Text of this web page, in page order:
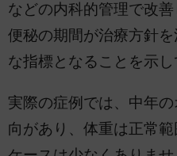
などの内科的管理で改善
便秘の期間が治療方針
な指標となることを示し
実際の症例では、中年
向があり、体重は正常